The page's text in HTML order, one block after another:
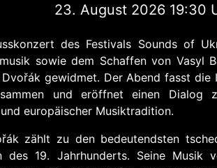
23. August 2026 19:30
des Festivals Sounds of
sowie dem Schaffen von Vasyl
gewidmet. Der Abend fasst die
und eröffnet einen Dialog
europäischer Musiktradition.
zählt zu den bedeutendsten
des 19. Jahrhunderts. Seine Musik